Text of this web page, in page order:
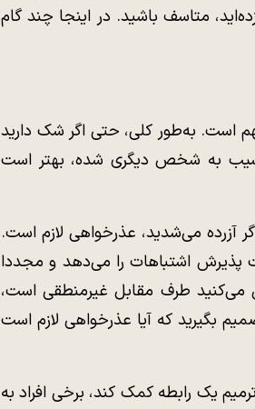
متاسف باشید. در اینجا چند گام
است. به‌طور کلی، حتی اگر شک دارید
به شخص دیگری شده، بهتر است
آزرده می‌شدید، عذرخواهی لازم است.
پذیرش اشتباهات را می‌دهد و مجددا
می‌کنید طرف مقابل غیرمنطقی است،
بگیرید که آیا عذرخواهی لازم است
یک رابطه کمک کند، برخی افراد به